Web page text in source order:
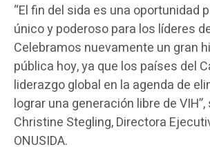
“El fin del sida es una oportunidad
único y poderoso para los líderes
Celebramos nuevamente un gran
pública hoy, ya que los países del
liderazgo global en la agenda de
lograr una generación libre de
Christine Stegling, Directora
ONUSIDA.